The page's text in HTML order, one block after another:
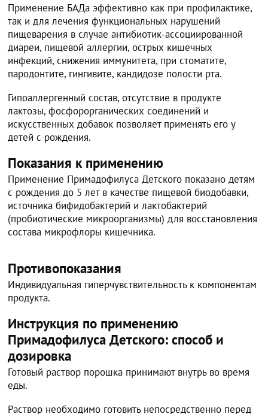
Применение БАДа эффективно как при профилактике,
так и для лечения функциональных нарушений
пищеварения в случае антибиотик-ассоциированной
диареи, пищевой аллергии, острых кишечных
инфекций, снижения иммунитета, при стоматите,
пародонтите, гингивите, кандидозе полости рта.
Гипоаллергенный состав, отсутствие в продукте
лактозы, фосфорорганических соединений и
искусственных добавок позволяет применять его у
детей с рождения.
Показания к применению
Применение Примадофилуса Детского показано детям
с рождения до 5 лет в качестве пищевой биодобавки,
источника бифидобактерий и лактобактерий
(пробиотические микроорганизмы) для восстановления
состава микрофлоры кишечника.
Противопоказания
Индивидуальная гиперчувствительность к компонентам
продукта.
Инструкция по применению
Примадофилуса Детского: способ и
дозировка
Готовый раствор порошка принимают внутрь во время
еды.
Раствор необходимо готовить непосредственно перед